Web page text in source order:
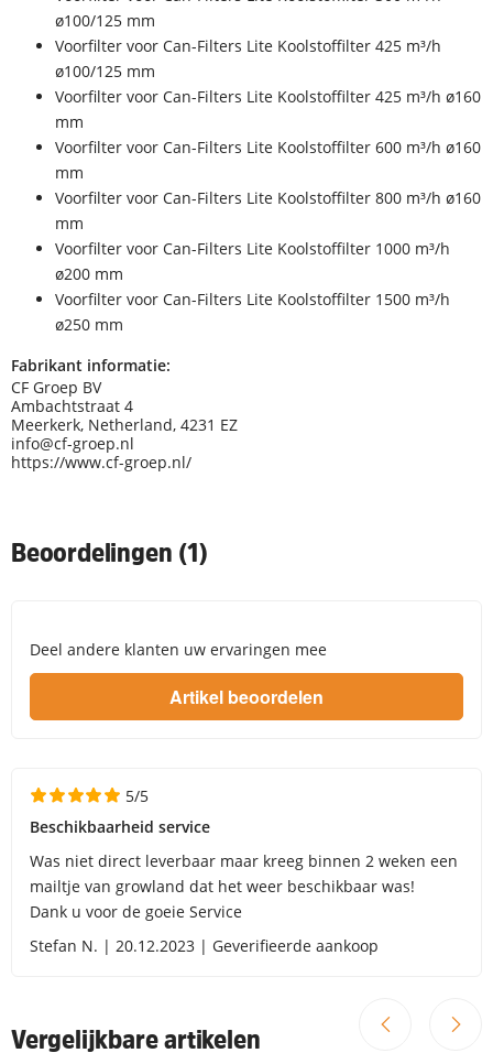
ø100/125 mm
Voorfilter voor Can-Filters Lite Koolstoffilter 425 m³/h
ø100/125 mm
Voorfilter voor Can-Filters Lite Koolstoffilter 425 m³/h ø160
mm
Voorfilter voor Can-Filters Lite Koolstoffilter 600 m³/h ø160
mm
Voorfilter voor Can-Filters Lite Koolstoffilter 800 m³/h ø160
mm
Voorfilter voor Can-Filters Lite Koolstoffilter 1000 m³/h
ø200 mm
Voorfilter voor Can-Filters Lite Koolstoffilter 1500 m³/h
ø250 mm
Fabrikant informatie:
CF Groep BV
Ambachtstraat 4
Meerkerk, Netherland, 4231 EZ
info@cf-groep.nl
https://www.cf-groep.nl/
Beoordelingen (1)
Deel andere klanten uw ervaringen mee
5/5
Beschikbaarheid service
Was niet direct leverbaar maar kreeg binnen 2 weken een
mailtje van growland dat het weer beschikbaar was!
Dank u voor de goeie Service
Stefan N. | 20.12.2023 | Geverifieerde aankoop
Vergelijkbare artikelen